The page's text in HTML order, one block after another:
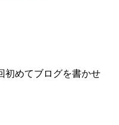
初めてブログを書かせ